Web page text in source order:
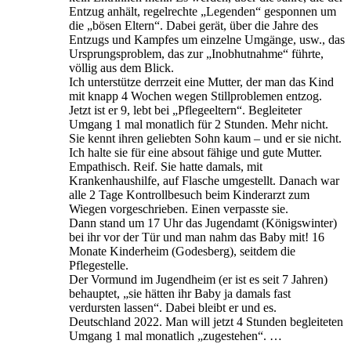
Entzug anhält, regelrechte „Legenden“ gesponnen um
die „bösen Eltern“. Dabei gerät, über die Jahre des
Entzugs und Kampfes um einzelne Umgänge, usw., das
Ursprungsproblem, das zur „Inobhutnahme“ führte,
völlig aus dem Blick.
Ich unterstütze derrzeit eine Mutter, der man das Kind
mit knapp 4 Wochen wegen Stillproblemen entzog.
Jetzt ist er 9, lebt bei „Pflegeeltern“. Begleiteter
Umgang 1 mal monatlich für 2 Stunden. Mehr nicht.
Sie kennt ihren geliebten Sohn kaum – und er sie nicht.
Ich halte sie für eine absout fähige und gute Mutter.
Empathisch. Reif. Sie hatte damals, mit
Krankenhaushilfe, auf Flasche umgestellt. Danach war
alle 2 Tage Kontrollbesuch beim Kinderarzt zum
Wiegen vorgeschrieben. Einen verpasste sie.
Dann stand um 17 Uhr das Jugendamt (Königswinter)
bei ihr vor der Tür und man nahm das Baby mit! 16
Monate Kinderheim (Godesberg), seitdem die
Pflegestelle.
Der Vormund im Jugendheim (er ist es seit 7 Jahren)
behauptet, „sie hätten ihr Baby ja damals fast
verdursten lassen“. Dabei bleibt er und es.
Deutschland 2022. Man will jetzt 4 Stunden begleiteten
Umgang 1 mal monatlich „zugestehen“. …